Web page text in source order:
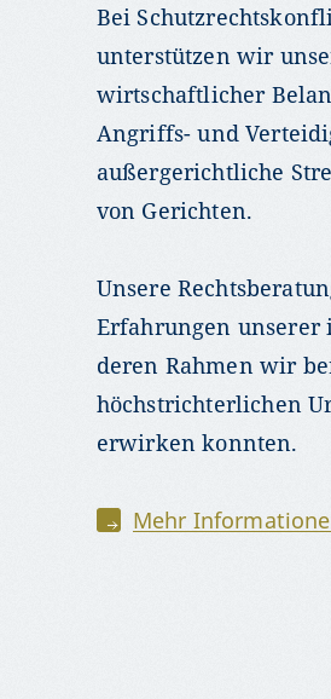
Bei
unterstützen wir
wirtschaftlicher
Angriffs- und
außergerichtliche
von Gerichten.
Unsere
Erfahrungen unserer
deren Rahmen wir
höchstrichterlichen
erwirken konnten.
Mehr